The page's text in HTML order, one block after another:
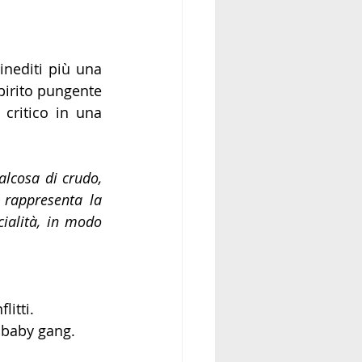
più una
pungente
critico in una
di crudo,
la
in modo
gang.